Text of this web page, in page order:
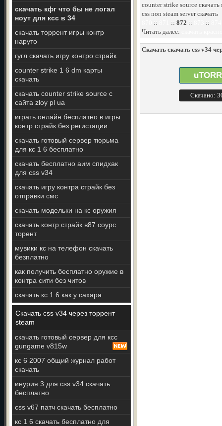
скачать кфг что бы не логал
ноут для ксс в 34
скачать торрент игры контр
наруто
гугл скачать игру контро страйк
counter strike 1 6 dm карты
скачать
скачать counter strike source с
сайта zloy pl ua
играть онлайн бесплатно в игры
контр страйк без регистации
скачать готовый сервер тюрьма
для кс 1 6 бесплатно
скачать бесплатно аим спидхак
для css v34
скачать игру контра страйк без
отправки смс
скачать модельки на кс оружия
скачать контр страйк в87 соурс
торент
мувики кс на телефон скачать
безплатно
как получить бесплатно оружие в
контра сити без читов
скачать кс 1 6 как у сахара
Скачать css v34 через торрент
steam
скачать готовый сервер для ксс
gungame v815w
кс 6 2007 общий журнал работ
скачать
инурия 3 для css v34 скачать
бесплатно
css v67 патч скачать бесплатно
кс 1 6 скачать бесплатно для
counter strike source
css non steam server скачать
:: :: 872 :: ::
Читать далее:
Скачать скачать css v34
Скачано: